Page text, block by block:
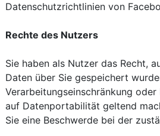
Datenschutzrichtlinien von
Rechte des Nutzers
Sie haben als Nutzer das Recht,
Daten über Sie gespeichert
Verarbeitungseinschränkung
auf Datenportabilität geltend
Sie eine Beschwerde bei der